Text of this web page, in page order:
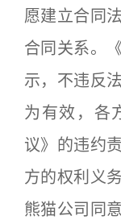
愿建立合同
合同关系。
示，不违反
为有效，各
议》的违约
方的权利义
熊猫公司同